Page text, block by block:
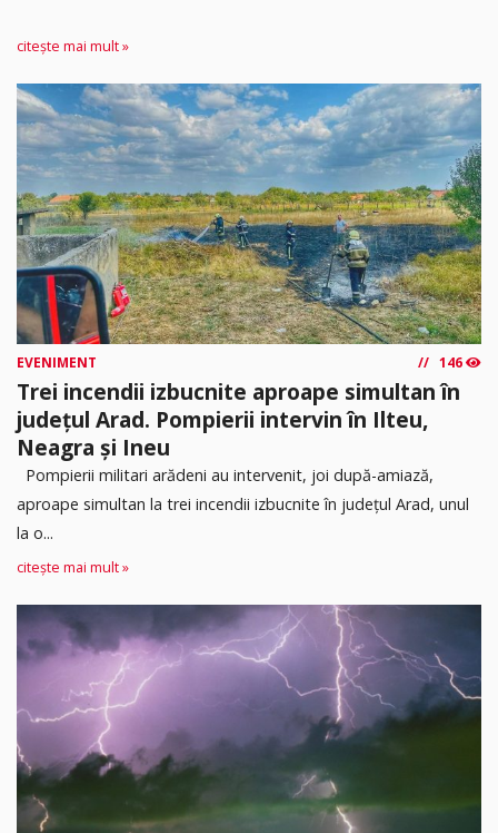
citește mai mult »
EVENIMENT 146
Trei incendii izbucnite aproape simultan în
județul Arad. Pompierii intervin în Ilteu,
Neagra și Ineu
Pompierii militari arădeni au intervenit, joi după-amiază,
aproape simultan la trei incendii izbucnite în județul Arad, unul
la o...
citește mai mult »